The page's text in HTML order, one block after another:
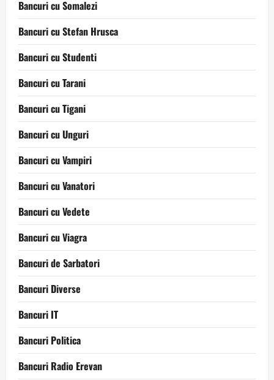
Bancuri cu Somalezi
Bancuri cu Stefan Hrusca
Bancuri cu Studenti
Bancuri cu Tarani
Bancuri cu Tigani
Bancuri cu Unguri
Bancuri cu Vampiri
Bancuri cu Vanatori
Bancuri cu Vedete
Bancuri cu Viagra
Bancuri de Sarbatori
Bancuri Diverse
Bancuri IT
Bancuri Politica
Bancuri Radio Erevan